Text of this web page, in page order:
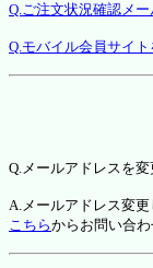
Q.ご注文状況確認メ
Q.モバイル会員サイト
Q.メールアドレスを変
A.メールアドレス変更
こちらからお問い合わ